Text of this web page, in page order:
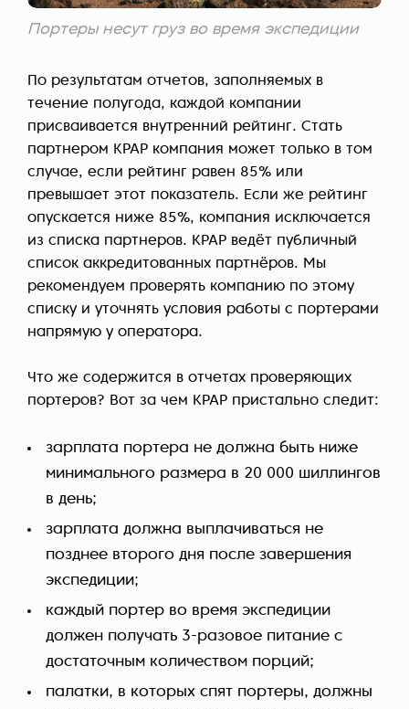
Портеры несут груз во время экспедиции
По результатам отчетов, заполняемых в
течение полугода, каждой компании
присваивается внутренний рейтинг. Стать
партнером KPAP компания может только в том
случае, если рейтинг равен 85% или
превышает этот показатель. Если же рейтинг
опускается ниже 85%, компания исключается
из списка партнеров. KPAP ведёт публичный
список аккредитованных партнёров. Мы
рекомендуем проверять компанию по этому
списку и уточнять условия работы с портерами
напрямую у оператора.
Что же содержится в отчетах проверяющих
портеров? Вот за чем KPAP пристально следит:
зарплата портера не должна быть ниже
минимального размера в 20 000 шиллингов
в день;
зарплата должна выплачиваться не
позднее второго дня после завершения
экспедиции;
каждый портер во время экспедиции
должен получать 3-разовое питание с
достаточным количеством порций;
палатки, в которых спят портеры, должны